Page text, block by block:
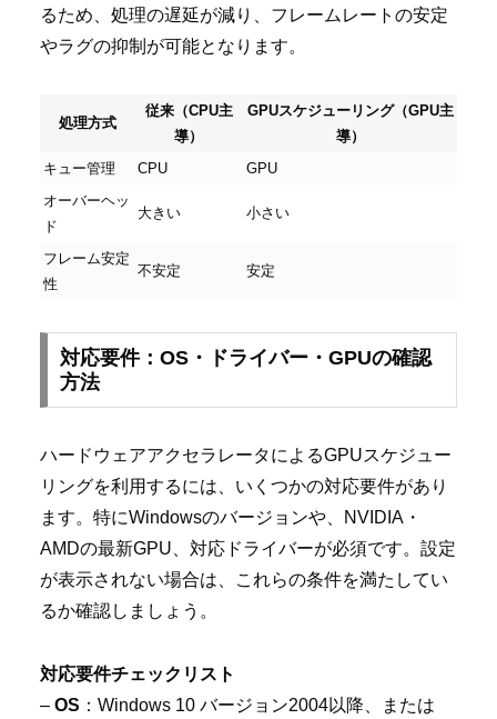
るため、処理の遅延が減り、フレームレートの安定
やラグの抑制が可能となります。
処理方式
従来（CPU主
導）
GPUスケジューリング（GPU主
導）
キュー管理
CPU
GPU
オーバーヘッ
ド
大きい 小さい
フレーム安定
性
不安定 安定
対応要件：OS・ドライバー・GPUの確認
方法
ハードウェアアクセラレータによるGPUスケジュー
リングを利用するには、いくつかの対応要件があり
ます。特にWindowsのバージョンや、NVIDIA・
AMDの最新GPU、対応ドライバーが必須です。設定
が表示されない場合は、これらの条件を満たしてい
るか確認しましょう。
対応要件チェックリスト
– OS ：Windows 10 バージョン2004以降、または